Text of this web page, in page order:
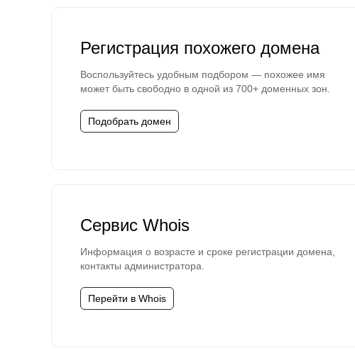
Регистрация похожего домена
Воспользуйтесь удобным подбором — похожее имя
может быть свободно в одной из 700+ доменных зон.
Подобрать домен
Сервис Whois
Информация о возрасте и сроке регистрации домена,
контакты администратора.
Перейти в Whois